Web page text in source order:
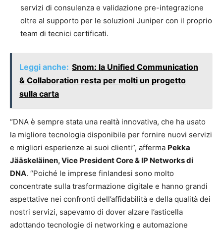
servizi di consulenza e validazione pre-integrazione
oltre al supporto per le soluzioni Juniper con il proprio
team di tecnici certificati.
Leggi anche: Snom: la Unified Communication
& Collaboration resta per molti un progetto
sulla carta
“DNA è sempre stata una realtà innovativa, che ha usato
la migliore tecnologia disponibile per fornire nuovi servizi
e migliori esperienze ai suoi clienti”, afferma Pekka
Jääskeläinen, Vice President Core & IP Networks di
DNA. “Poiché le imprese finlandesi sono molto
concentrate sulla trasformazione digitale e hanno grandi
aspettative nei confronti dell’affidabilità e della qualità dei
nostri servizi, sapevamo di dover alzare l’asticella
adottando tecnologie di networking e automazione